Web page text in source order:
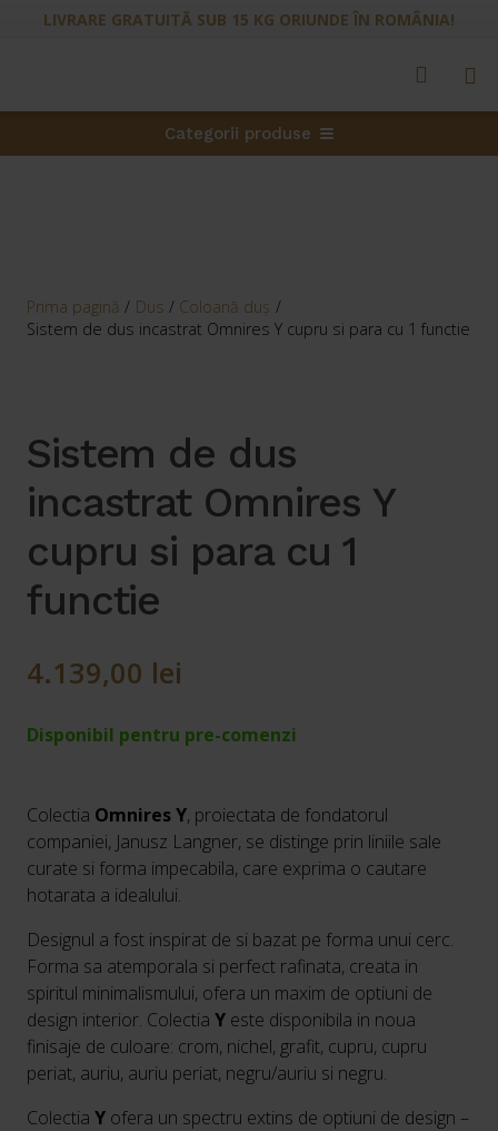
LIVRARE GRATUITĂ SUB 15 KG ORIUNDE ÎN ROMÂNIA!
Categorii produse
Prima pagină / Dus / Coloană duş /
Sistem de dus incastrat Omnires Y cupru si para cu 1 functie
Sistem de dus
incastrat Omnires Y
cupru si para cu 1
functie
4.139,00 lei
Disponibil pentru pre-comenzi
Colectia Omnires Y, proiectata de fondatorul
companiei, Janusz Langner, se distinge prin liniile sale
curate si forma impecabila, care exprima o cautare
hotarata a idealului.
Designul a fost inspirat de si bazat pe forma unui cerc.
Forma sa atemporala si perfect rafinata, creata in
spiritul minimalismului, ofera un maxim de optiuni de
design interior. Colectia Y este disponibila in noua
finisaje de culoare: crom, nichel, grafit, cupru, cupru
periat, auriu, auriu periat, negru/auriu si negru.
Colectia Y ofera un spectru extins de optiuni de design –